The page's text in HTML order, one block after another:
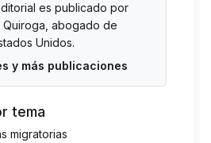
es publicado por
, abogado de
Unidos.
y más publicaciones
tema
migratorias